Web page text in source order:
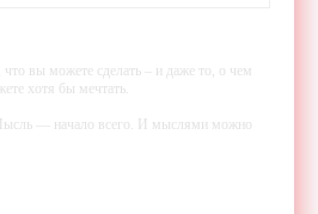
что вы можете сделать – и даже то, о чем
хотя бы мечтать.
— начало всего. И мыслями можно